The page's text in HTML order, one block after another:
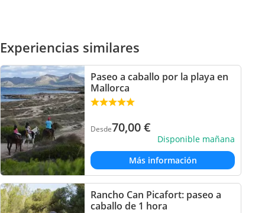
Experiencias similares
Paseo a caballo por la playa en
Mallorca
Desde70,00€
Disponible mañana
Más información
Rancho Can Picafort: paseo a
caballo de 1 hora